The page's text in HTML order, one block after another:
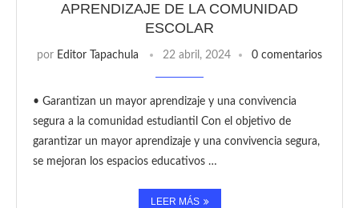
APRENDIZAJE DE LA COMUNIDAD
ESCOLAR
por Editor Tapachula 22 abril, 2024 0 comentarios
• Garantizan un mayor aprendizaje y una convivencia
segura a la comunidad estudiantil Con el objetivo de
garantizar un mayor aprendizaje y una convivencia segura,
se mejoran los espacios educativos …
LEER MÁS